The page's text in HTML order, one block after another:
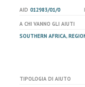
AID 012983/01/0
A CHI VANNO GLI AIUTI
SOUTHERN AFRICA,
TIPOLOGIA DI AIUTO